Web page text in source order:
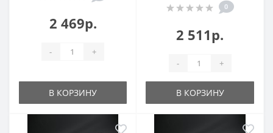
2 469р.
- +
В КОРЗИНУ
0
2 511р.
- +
В КОРЗИНУ